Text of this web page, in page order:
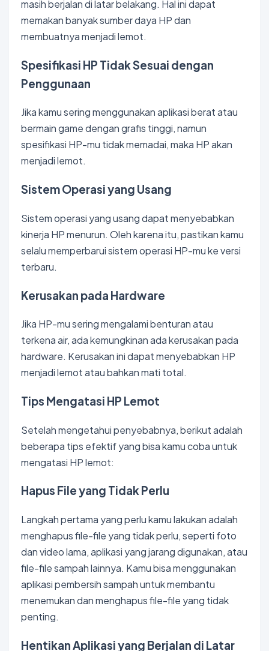
masih berjalan di latar belakang. Hal ini dapat
memakan banyak sumber daya HP dan
membuatnya menjadi lemot.
Spesifikasi HP Tidak Sesuai dengan
Penggunaan
Jika kamu sering menggunakan aplikasi berat atau
bermain game dengan grafis tinggi, namun
spesifikasi HP-mu tidak memadai, maka HP akan
menjadi lemot.
Sistem Operasi yang Usang
Sistem operasi yang usang dapat menyebabkan
kinerja HP menurun. Oleh karena itu, pastikan kamu
selalu memperbarui sistem operasi HP-mu ke versi
terbaru.
Kerusakan pada Hardware
Jika HP-mu sering mengalami benturan atau
terkena air, ada kemungkinan ada kerusakan pada
hardware. Kerusakan ini dapat menyebabkan HP
menjadi lemot atau bahkan mati total.
Tips Mengatasi HP Lemot
Setelah mengetahui penyebabnya, berikut adalah
beberapa tips efektif yang bisa kamu coba untuk
mengatasi HP lemot:
Hapus File yang Tidak Perlu
Langkah pertama yang perlu kamu lakukan adalah
menghapus file-file yang tidak perlu, seperti foto
dan video lama, aplikasi yang jarang digunakan, atau
file-file sampah lainnya. Kamu bisa menggunakan
aplikasi pembersih sampah untuk membantu
menemukan dan menghapus file-file yang tidak
penting.
Hentikan Aplikasi yang Berjalan di Latar